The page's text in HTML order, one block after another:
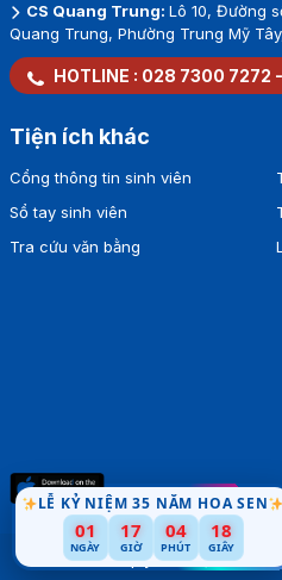
LỄ KỶ NIỆM 35 NĂM HOA SEN
01
NGÀY
17
GIỜ
04
PHÚT
17
GIÂY
CS Quang Trung: Lô 10, Đường
Quang Trung, Phường Trung Mỹ
HOTLINE : 028 7300 7272 -
Tiện ích khác
Cổng thông tin sinh viên
Sổ tay sinh viên
Tra cứu văn bằng
Bản quyền thuộc về